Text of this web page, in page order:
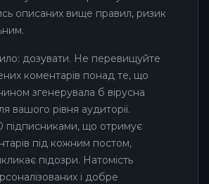
описаних вище правил, ризик
дозувати. Не перевищуйте
коментарів понад те, що
згенерувала б вірусна
вашого рівня аудиторії.
підписниками, що отримує
під кожним постом,
підозри. Натомість
і добре